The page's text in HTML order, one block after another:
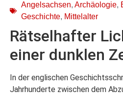
Angelsachsen, Archäologie,
Geschichte, Mittelalter
Rätselhafter
einer dunklen
In der englischen
Jahrhunderte zwischen dem